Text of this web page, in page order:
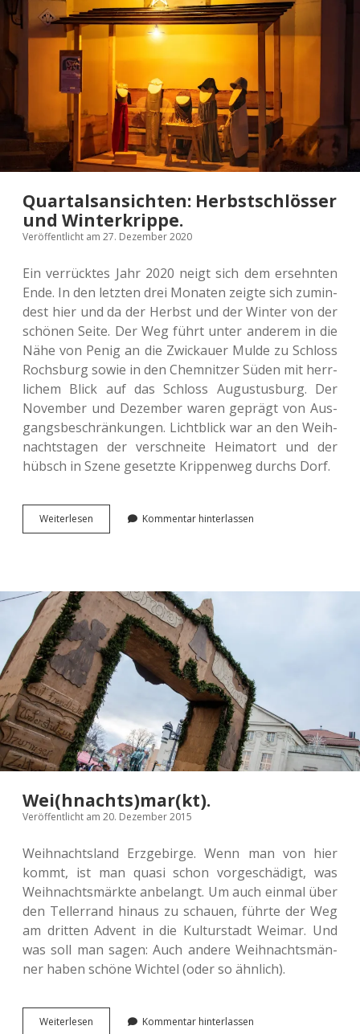
Zuversicht.
Quartalsansichten: Herbstschlösser
und Winterkrippe.
Veröffentlicht am 27. Dezember 2020
Ein ver­rück­tes Jahr 2020 neigt sich dem ersehn­ten
Ende. In den letz­ten drei Mona­ten zeigte sich zumin­
dest hier und da der Herbst und der Winter von der
schö­nen Seite. Der Weg führt unter ande­rem in die
Nähe von Penig an die Zwi­ckau­er Mulde zu Schloss
Rochs­burg sowie in den Chem­nit­zer Süden mit herr­
li­chem Blick auf das Schloss Augus­tus­burg. Der
Novem­ber und Dezem­ber waren geprägt von Aus­
gangs­be­schrän­kun­gen. Licht­blick war an den Weih­
nachts­ta­gen der ver­schnei­te Hei­mat­ort und der
hübsch in Szene gesetz­te Krip­pen­weg durchs Dorf.
Wei­ter­le­sen
tals­
Herbst­
schlös­
ser
und
Winterkrippe.
Kommentar hinterlassen
Wei(hnachts)mar(kt).
Veröffentlicht am 20. Dezember 2015
Weih­nachts­land Erz­ge­bir­ge. Wenn man von hier
kommt, ist man quasi schon vor­ge­schä­digt, was
Weih­nachts­märk­te anbe­langt. Um auch einmal über
den Tel­ler­rand hinaus zu schau­en, führte der Weg
am drit­ten Advent in die Kul­tur­stadt Weimar. Und
was soll man sagen: Auch andere Weih­nachts­män­
ner haben schöne Wich­tel (oder so ähnlich).
Wei­ter­le­sen Wei(hnachts)mar(kt).Kommentar hinterlassen